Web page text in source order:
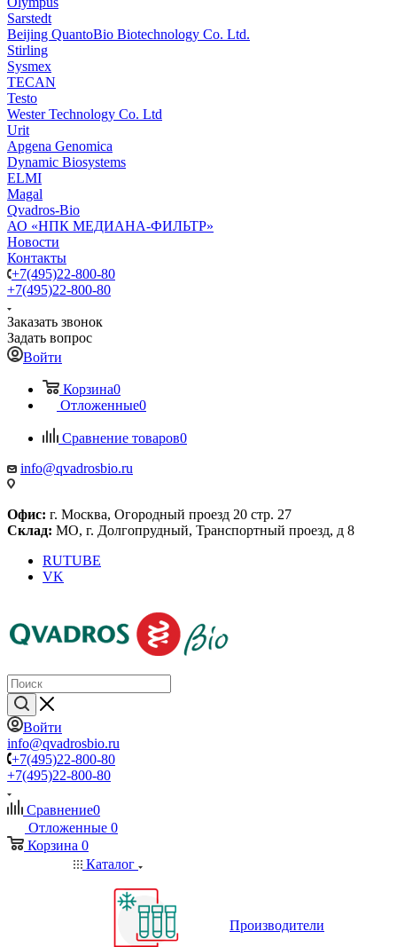
Sarstedt
Beijing QuantoBio Biotechnology Co. Ltd.
Stirling
Sysmex
TECAN
Testo
Wester Technology Co. Ltd
Urit
Apgena Genomica
Dynamic Biosystems
ELMI
Magal
Qvadros-Bio
АО «НПК МЕДИАНА-ФИЛЬТР»
Новости
Контакты
+7(495)22-800-80
+7(495)22-800-80
Заказать звонок
Задать вопрос
Войти
Корзина0
Отложенные0
Сравнение товаров0
info@qvadrosbio.ru
Офис: г. Москва, Огородный проезд 20 стр. 27
Склад: МО, г. Долгопрудный, Транспортный проезд, д 8
RUTUBE
VK
Войти
info@qvadrosbio.ru
+7(495)22-800-80
+7(495)22-800-80
Сравнение0
Отложенные 0
Корзина 0
Каталог
Производители